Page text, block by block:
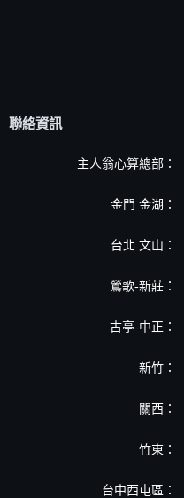
聯絡資訊
主人翁心算總部：
金門 金湖：
台北 文山：
鶯歌-新莊：
古亭-中正：
新竹：
關西：
竹東：
台中西屯區：